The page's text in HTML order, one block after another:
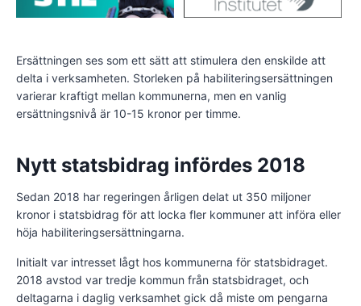
Ersättningen ses som ett sätt att stimulera den enskilde att
delta i verksamheten. Storleken på habiliteringsersättningen
varierar kraftigt mellan kommunerna, men en vanlig
ersättningsnivå är 10-15 kronor per timme.
Nytt statsbidrag infördes 2018
Sedan 2018 har regeringen årligen delat ut 350 miljoner
kronor i statsbidrag för att locka fler kommuner att införa eller
höja habiliteringsersättningarna.
Initialt var intresset lågt hos kommunerna för statsbidraget.
2018 avstod var tredje kommun från statsbidraget, och
deltagarna i daglig verksamhet gick då miste om pengarna